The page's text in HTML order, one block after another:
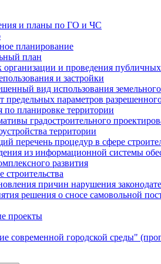
и планы по ГО и ЧС
планирование
план
организации и проведения
и застройки
вид использования
предельных параметров
по планировке территории
градостроительного
территории
перечень процедур в сфере
из информационной системы
развития
строительства
причин нарушения
решения о сносе самовольной
проекты
современной городской среды"